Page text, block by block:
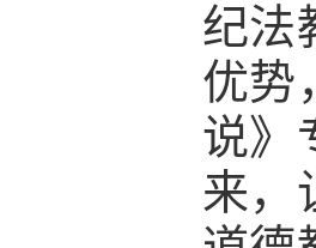
纪法
优势
说》
来，